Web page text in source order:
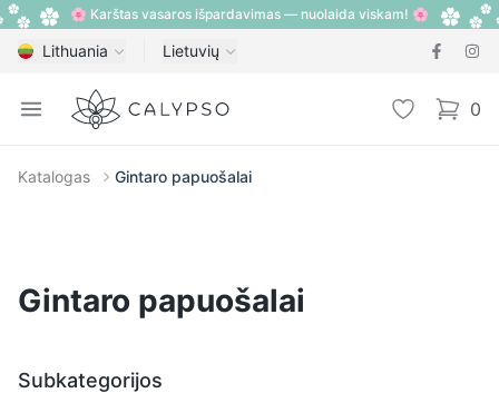
🌸 Karštas vasaros išpardavimas — nuolaida viskam! 🌸
Lithuania Lietuvių
Open menu
Calypso 0
items
Katalogas Gintaro papuošalai
Gintaro papuošalai
Subkategorijos